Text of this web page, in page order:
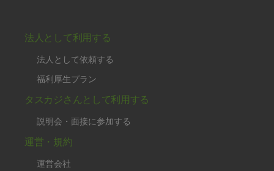
法人として利用する
法人として依頼する
福利厚生プラン
タスカジさんとして利用する
説明会・面接に参加する
運営・規約
運営会社